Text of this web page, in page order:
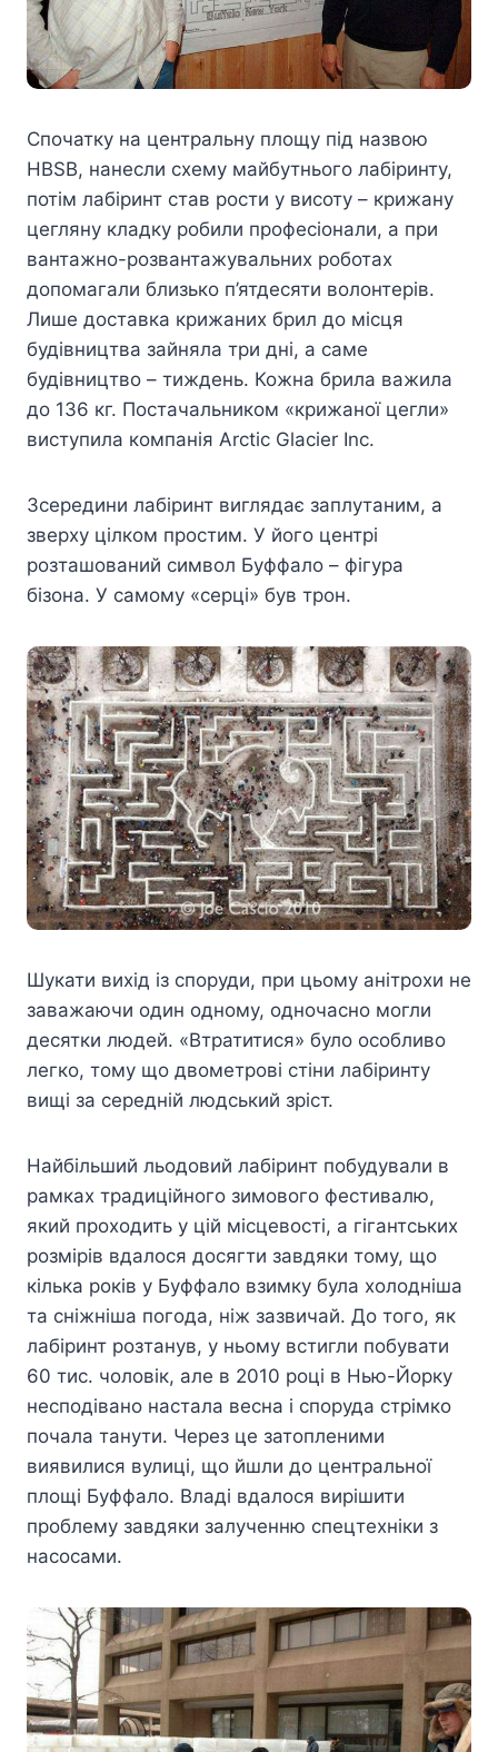
Спочатку на центральну площу під назвою
HBSB, нанесли схему майбутнього лабіринту,
потім лабіринт став рости у висоту – крижану
цегляну кладку робили професіонали, а при
вантажно-розвантажувальних роботах
допомагали близько п’ятдесяти волонтерів.
Лише доставка крижаних брил до місця
будівництва зайняла три дні, а саме
будівництво – тиждень. Кожна брила важила
до 136 кг. Постачальником «крижаної цегли»
виступила компанія Arctic Glacier Inc.
Зсередини лабіринт виглядає заплутаним, а
зверху цілком простим. У його центрі
розташований символ Буффало – фігура
бізона. У самому «серці» був трон.
Шукати вихід із споруди, при цьому анітрохи не
заважаючи один одному, одночасно могли
десятки людей. «Втратитися» було особливо
легко, тому що двометрові стіни лабіринту
вищі за середній людський зріст.
Найбільший льодовий лабіринт побудували в
рамках традиційного зимового фестивалю,
який проходить у цій місцевості, а гігантських
розмірів вдалося досягти завдяки тому, що
кілька років у Буффало взимку була холодніша
та сніжніша погода, ніж зазвичай. До того, як
лабіринт розтанув, у ньому встигли побувати
60 тис. чоловік, але в 2010 році в Нью-Йорку
несподівано настала весна і споруда стрімко
почала танути. Через це затопленими
виявилися вулиці, що йшли до центральної
площі Буффало. Владі вдалося вирішити
проблему завдяки залученню спецтехніки з
насосами.